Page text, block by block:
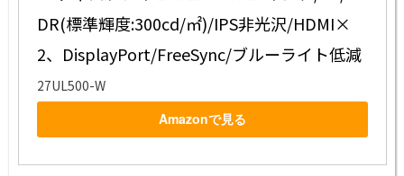
DR(標準輝度:300cd/㎡)/IPS非光沢/HDMI×
2、DisplayPort/FreeSync/ブルーライト低減
27UL500-W
Amazonで見る